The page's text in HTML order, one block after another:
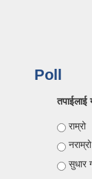
Poll
तपाईलाई
Choices
राम्रो
नराम्रो
सुधार